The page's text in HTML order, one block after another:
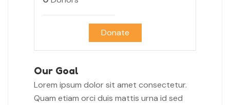
Donate
Our Goal
Lorem ipsum dolor sit amet consectetur.
Quam etiam orci duis mattis urna id sed